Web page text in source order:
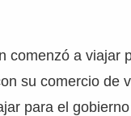
comenzó a viajar
su comercio de
para el